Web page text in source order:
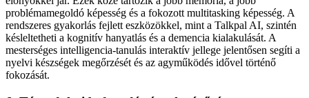
problémamegoldó képesség és a fokozott multitasking képesség. A
rendszeres gyakorlás fejlett eszközökkel, mint a Talkpal AI, szintén
késleltetheti a kognitív hanyatlás és a demencia kialakulását. A
mesterséges intelligencia-tanulás interaktív jellege jelentősen segíti a
nyelvi készségek megőrzését és az agyműködés idővel történő
fokozását.